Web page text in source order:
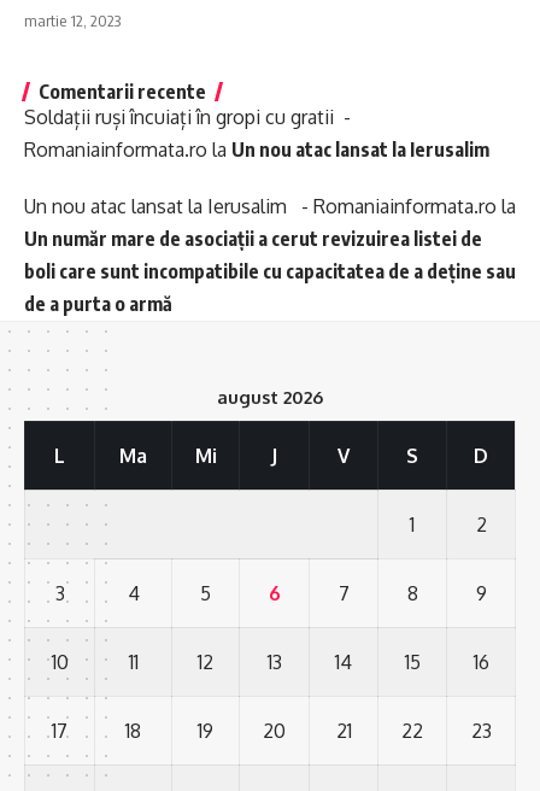
martie 12, 2023
Comentarii recente
Soldații ruși încuiați în gropi cu gratii -
Romaniainformata.ro la Un nou atac lansat la Ierusalim
Un nou atac lansat la Ierusalim - Romaniainformata.ro la
Un număr mare de asociații a cerut revizuirea listei de
boli care sunt incompatibile cu capacitatea de a deține sau
de a purta o armă
august 2026
L Ma Mi J V S D
1 2
3 4 5 6 7 8 9
10 11 12 13 14 15 16
17 18 19 20 21 22 23